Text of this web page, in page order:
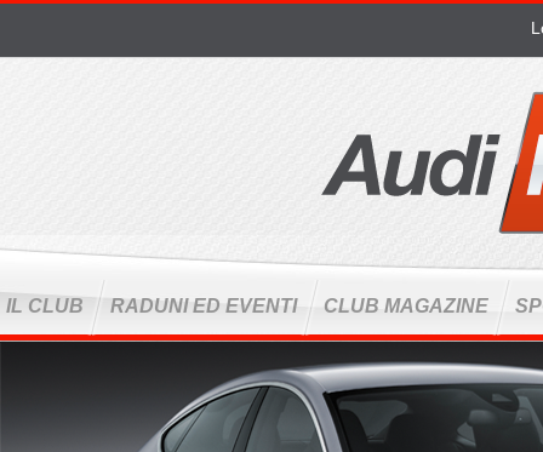
IL CLUB RADUNI ED EVENTI CLUB MAGAZINE